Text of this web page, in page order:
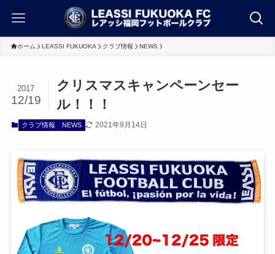
ホーム LEASSI FUKUOKA クラブ情報 NEWS
クリスマスキャンペーンセー
ル！！！
2017
12/19
クラブ情報 NEWS 2021年9月14日